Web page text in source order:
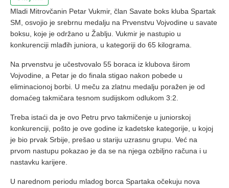
Mladi Mitrovčanin Petar Vukmir, član Savate boks kluba Spartak
SM, osvojio je srebrnu medalju na Prvenstvu Vojvodine u savate
boksu, koje je održano u Žablju. Vukmir je nastupio u
konkurenciji mlađih juniora, u kategoriji do 65 kilograma.
Na prvenstvu je učestvovalo 55 boraca iz klubova širom
Vojvodine, a Petar je do finala stigao nakon pobede u
eliminacionoj borbi. U meču za zlatnu medalju poražen je od
domaćeg takmičara tesnom sudijskom odlukom 3:2.
Treba istaći da je ovo Petru prvo takmičenje u juniorskoj
konkurenciji, pošto je ove godine iz kadetske kategorije, u kojoj
je bio prvak Srbije, prešao u stariju uzrasnu grupu. Već na
prvom nastupu pokazao je da se na njega ozbiljno računa i u
nastavku karijere.
U narednom periodu mladog borca Spartaka očekuju nova